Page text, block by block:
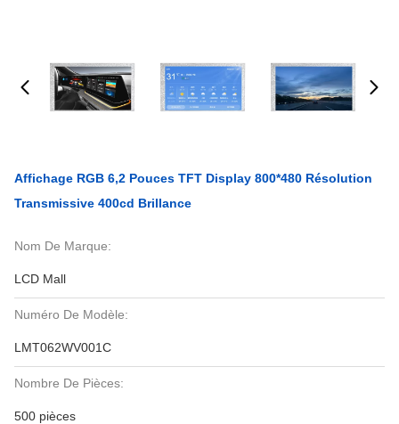
Affichage RGB 6,2 Pouces TFT Display 800*480 Résolution
Transmissive 400cd Brillance
Nom De Marque:
LCD Mall
Numéro De Modèle:
LMT062WV001C
Nombre De Pièces:
500 pièces